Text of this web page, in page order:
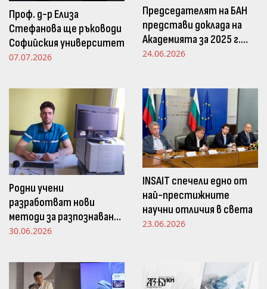
Проф. д-р Елиза
Стефанова ще ръководи
Софийския университет
07.07.2026
Председателят на БАН
представи доклада на
Академията за 2025 г.
пред Просветната
24.06.2026
Родни учени
разработват нови
методи за разпознаване
и следене на емоциите
погледа
30.06.2026
INSAIT спечели едно от
най-престижните
научни отличия в света
23.06.2026